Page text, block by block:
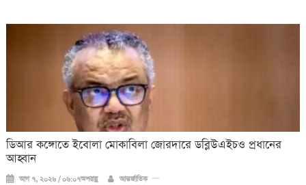
ডিআর কঙ্গোতে ইবোলা মোকাবিলা জোরদারে ডব্লিউএইচও প্রধানের
আহ্বান
আগ ৭, ২০২৬ / ০৬:০৭অপরাহ্ণ আন্তর্জাতিক